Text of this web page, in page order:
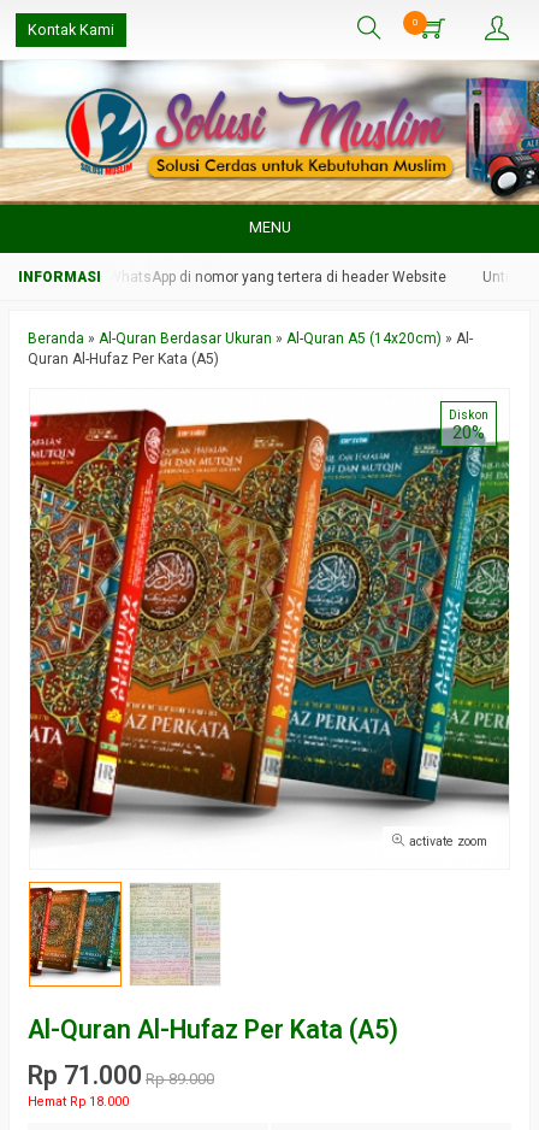
Kontak Kami 0
MENU
melalui WhatsApp di nomor yang tertera di header Website Untuk
Beranda » Al-Quran Berdasar Ukuran » Al-Quran A5 (14x20cm) » Al-
Quran Al-Hufaz Per Kata (A5)
activate zoom
Diskon
20%
Al-Quran Al-Hufaz Per Kata (A5)
Rp 71.000 Rp 89.000
Hemat Rp 18.000